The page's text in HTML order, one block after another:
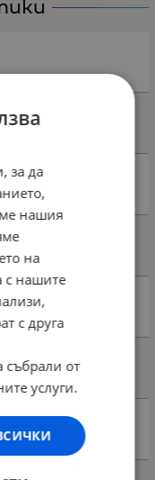
за да
нашия
на
с нашите
с друга
събрали от
услуги.